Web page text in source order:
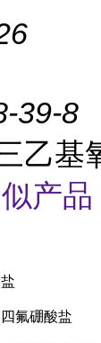
39-8
乙基
产
氟硼酸盐